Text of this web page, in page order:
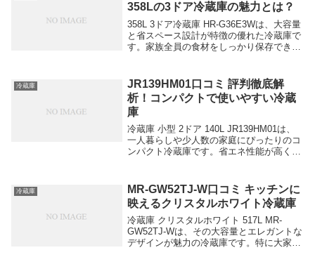
358Lの3ドア冷蔵庫の魅力とは？
358L 3ドア冷蔵庫 HR-G36E3Wは、大容量
と省スペース設計が特徴の優れた冷蔵庫で
す。家族全員の食材をしっかり保存できる
節約につながるため、エコ志向の家庭に...
冷蔵庫
JR139HM01口コミ 評判徹底解
析！コンパクトで使いやすい冷蔵
庫
冷蔵庫 小型 2ドア 140L JR139HM01は、
一人暮らしや少人数の家庭にぴったりのコ
ンパクト冷蔵庫です。省エネ性能が高く、
す。この冷蔵庫の魅力を口コミから見...
冷蔵庫
MR-GW52TJ-W口コミ キッチンに
映えるクリスタルホワイト冷蔵庫
冷蔵庫 クリスタルホワイト 517L MR-
GW52TJ-Wは、その大容量とエレガントな
デザインが魅力の冷蔵庫です。特に大家族